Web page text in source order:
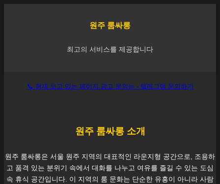
원주 룸싸롱
최고의 서비스를 제공합니다
📞 현재 보고 있는 페이지 광고 문의는 - 텔레그램 문의하기
원주룸싸롱 소개
원주 룸싸롱은 서울 원주 지역의 대표적인 라운지형 공간으로, 조용하
고 품격 있는 분위기 속에서 대화를 나누고 여유를 즐길 수 있는 도심
속 휴식 공간입니다. 이 지역의 룸 문화는 단순한 유흥이 아니라 사람